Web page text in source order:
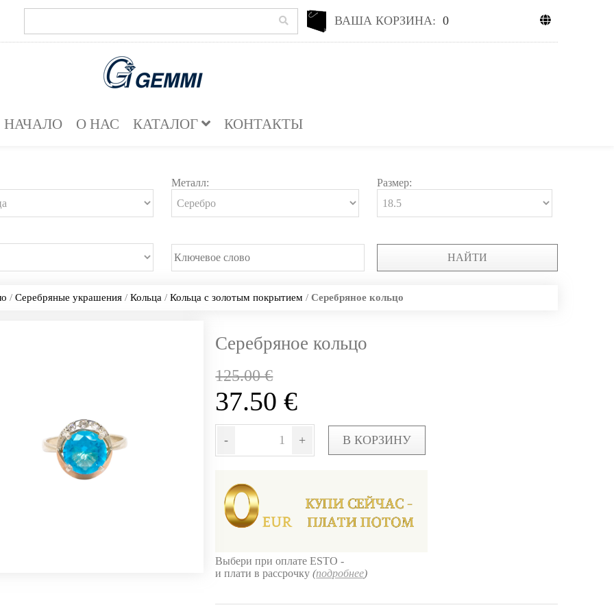
ВАША КОРЗИНА: 0
НАЧАЛО О НАС КАТАЛОГ КОНТАКТЫ
Металл: Размер:
НАЙТИ
/ Серебряные украшения/ Кольца / Кольца с золотым покрытием / Серебряное кольцо
Серебряное кольцо
125.00€
37.50€
- + В КОРЗИНУ
Выбери при оплате ESTO -
и плати в рассрочку(подробнее)